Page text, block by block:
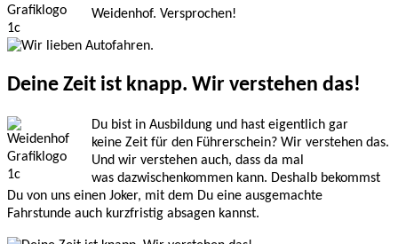
Weidenhof. Versprochen!
Deine Zeit ist knapp. Wir verstehen das!
Du bist in Ausbildung und hast eigentlich gar
keine Zeit für den Führerschein? Wir verstehen das.
Und wir verstehen auch, dass da mal
was dazwischenkommen kann. Deshalb bekommst
Du von uns einen Joker, mit dem Du eine ausgemachte
Fahrstunde auch kurzfristig absagen kannst.